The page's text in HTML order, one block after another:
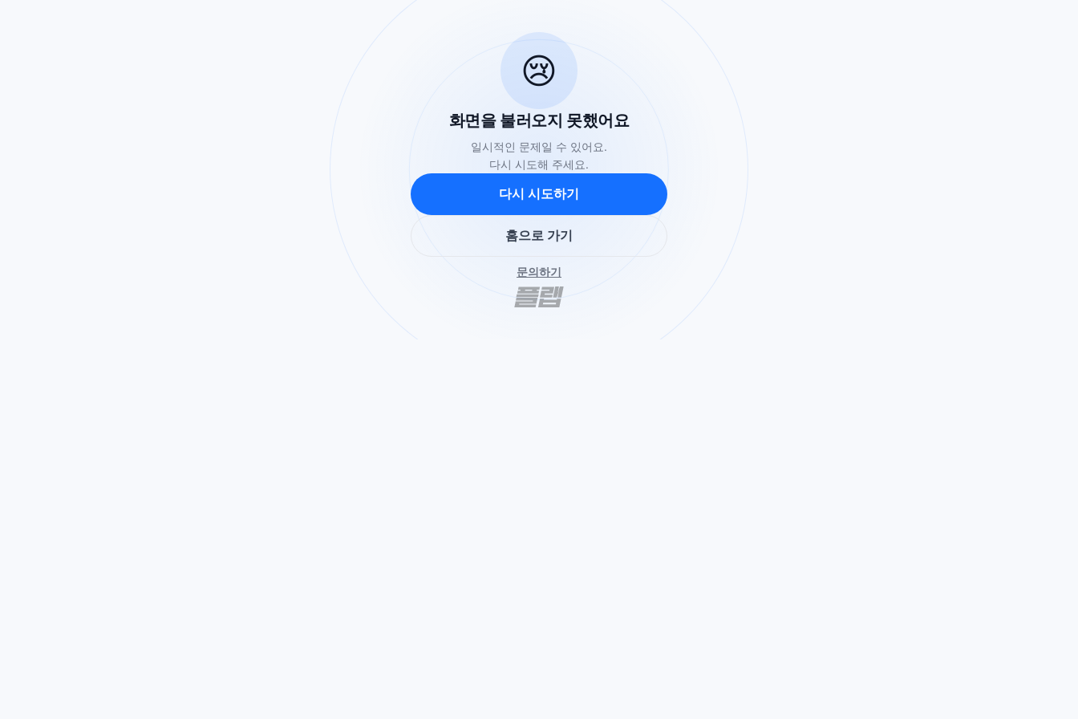
😢
화면을 불러오지 못했어요
일시적인 문제일 수 있어요.
다시 시도해 주세요.
다시 시도하기
홈으로 가기
문의하기